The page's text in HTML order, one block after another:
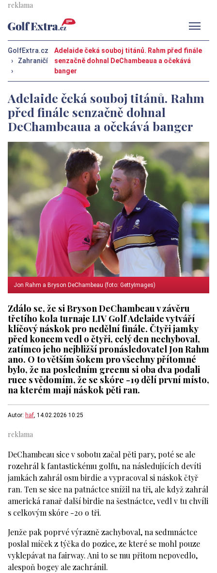
GolfExtra.cz
›
Zahraničí
›
Adelaide čeká souboj titánů. Rahm před finále
senzačně dohnal DeChambeaua a očekává
banger
Adelaide čeká souboj titánů. Rahm
před finále senzačně dohnal
DeChambeaua a očekává banger
Jon Rahm a Bryson DeChambeau (foto: GettyImages)
Zdálo se, že si Bryson DeChambeau v závěru
třetího kola turnaje LIV Golf Adelaide vytváří
klíčový náskok pro nedělní finále. Čtyři jamky
před koncem vedl o čtyři, celý den nechyboval,
zatímco jeho nejbližší pronásledovatel Jon Rahm
ano. O to větším šokem pro všechny přítomné
bylo, že na posledním greenu si oba dva podali
ruce s vědomím, že se skóre -19 dělí první místo,
na kterém mají náskok pěti ran.
Autor: haf , 14.02.2026 10:25
DeChambeau sice v sobotu začal pěti pary, poté se ale
rozehrál k fantastickému golfu, na následujících devíti
jamkách zahrál osm birdie a vypracoval si náskok čtyř
ran. Ten se sice na patnáctce snížil na tři, ale když zahrál
americká ranař další birdie na šestnáctce, vedl v tu chvíli
s celkovým skóre -20 o tři.
Jenže pak poprvé výrazně zachyboval, na sedmnáctce
poslal míček z týčka do pozice, ze které se mohl pouze
vyklepávat na fairway. Ani to se mu přitom nepovedlo,
alespoň bogey ale zachránil.